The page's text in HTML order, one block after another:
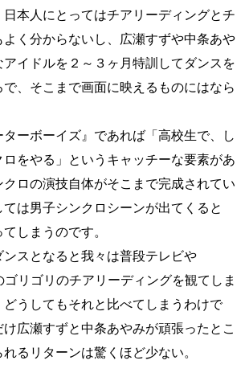
本人にとってはチアリーディングとチ
く分からないし、広瀬すずや中条あや
イドルを２～３ヶ月特訓してダンスを
、そこまで画面に映えるものにはなら
ーボーイズ』であれば「高校生で、し
をやる」というキャッチーな要素があ
ロの演技自体がそこまで完成されてい
は男子シンクロシーンが出てくると
しまうのです。
スとなると我々は普段テレビや
リゴリのチアリーディングを観てしま
どうしてもそれと比べてしまうわけで
広瀬すずと中条あやみが頑張ったとこ
るリターンは驚くほど少ない。